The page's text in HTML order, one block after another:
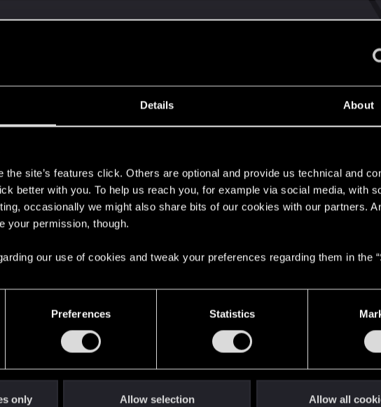
Details About
the site’s features click. Others are optional and provide us technical and
better with you. To help us reach you, for example via social media, with
occasionally we might also share bits of our cookies with our partners.
your permission, though.
our use of cookies and tweak your preferences regarding them in the
Preferences Statistics
only Allow selection Allow all
wersje w boxie która zapewne posiada klucz do gog, a
i5939692920.html
grali razem?
i napisz tu coś! 32 3K
FPP 3K